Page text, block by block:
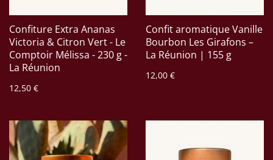
Confiture Extra Ananas
Victoria & Citron Vert - Le
Comptoir Mélissa - 230 g -
La Réunion
12,50 €
Confit aromatique Vanille
Bourbon Les Girafons –
La Réunion | 155 g
12,00 €